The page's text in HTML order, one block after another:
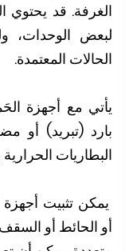
قد يحتوي
الوحدات،
المعتمدة.
مع أجهزة الحَمل
(تبريد) أو مضخة
الحرارية
تثبيت أجهزة
أو السقف؛